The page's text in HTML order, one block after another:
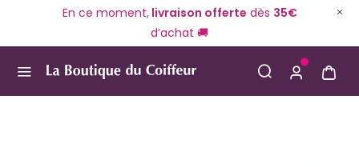
En ce moment,livraison offerte dès 35€
d’achat 🚚